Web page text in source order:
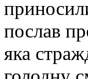
послав
яка